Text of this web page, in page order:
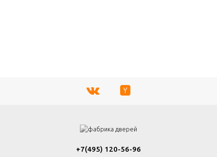
+7(495) 120-56-96